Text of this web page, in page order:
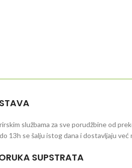
službama za sve porudžbine od
13h se šalju istog dana i dostavljaju već
SUPSTRATA